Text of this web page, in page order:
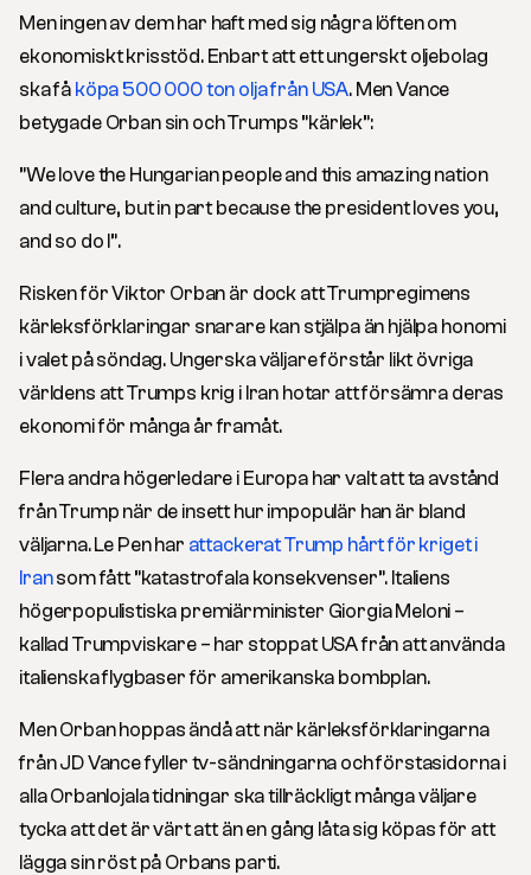
Men ingen av dem har haft med sig några löften om
ekonomiskt krisstöd. Enbart att ett ungerskt oljebolag
ska få köpa 500 000 ton olja från USA. Men Vance
betygade Orban sin och Trumps ”kärlek”:
”We love the Hungarian people and this amazing nation
and culture, but in part because the president loves you,
and so do I”.
Risken för Viktor Orban är dock att Trumpregimens
kärleksförklaringar snarare kan stjälpa än hjälpa honomi
i valet på söndag. Ungerska väljare förstår likt övriga
världens att Trumps krig i Iran hotar att försämra deras
ekonomi för många år framåt.
Flera andra högerledare i Europa har valt att ta avstånd
från Trump när de insett hur impopulär han är bland
väljarna. Le Pen har attackerat Trump hårt för kriget i
Iransom fått ”katastrofala konsekvenser”. Italiens
högerpopulistiska premiärminister Giorgia Meloni –
kallad Trumpviskare – har stoppat USA från att använda
italienska flygbaser för amerikanska bombplan.
Men Orban hoppas ändå att när kärleksförklaringarna
från JD Vance fyller tv-sändningarna och förstasidorna i
alla Orbanlojala tidningar ska tillräckligt många väljare
tycka att det är värt att än en gång låta sig köpas för att
lägga sin röst på Orbans parti.